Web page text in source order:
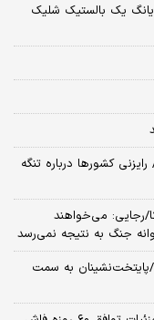
یک بالستیک شلیک
کشورها درباره تنگه
رجایی: می‌خواهند
جنگ به نتیجه نمی‌رسد
پایتخت‌نشینان به سمت